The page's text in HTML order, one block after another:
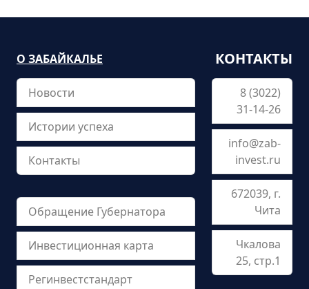
О ЗАБАЙКАЛЬЕ
Новости
Истории успеха
Контакты
Обращение Губернатора
Инвестиционная карта
Регинвестстандарт
КОНТАКТЫ
8 (3022)
31-14-26
info@zab-
invest.ru
672039, г.
Чита
Чкалова
25, стр.1